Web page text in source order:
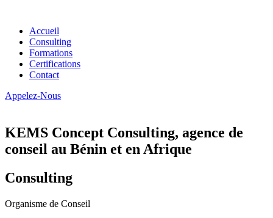
Accueil
Consulting
Formations
Certifications
Contact
Appelez-Nous
KEMS Concept Consulting, agence de
conseil au Bénin et en Afrique
Consulting
Organisme de Conseil